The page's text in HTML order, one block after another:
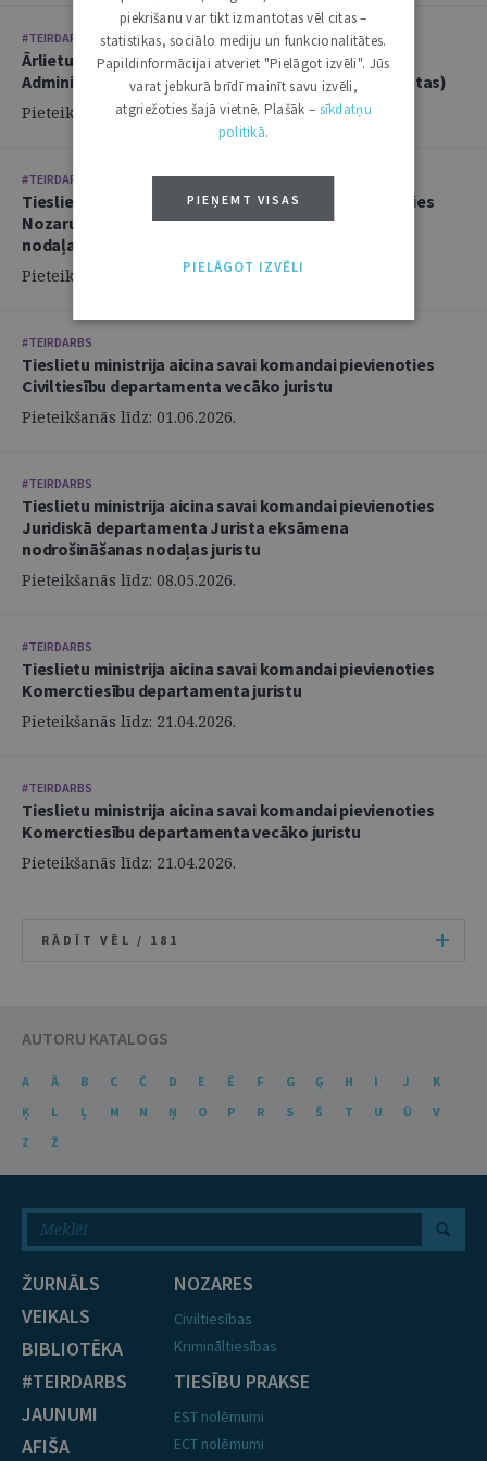
#TEIRDARBS
Ārlietu ministrija aicina savā komandā pievienoties
Administratīvi tiesiskās nodaļas juristu (2 amata vietas)
Pieteikšanās līdz: 14.06.2026.
#TEIRDARBS
Tieslietu ministrija aicina savai komandai pievienoties
Nozaru politikas departamenta Politikas izstrādes
nodaļas juristu
Pieteikšanās līdz: 02.06.2026.
#TEIRDARBS
Tieslietu ministrija aicina savai komandai pievienoties
Civiltiesību departamenta vecāko juristu
Pieteikšanās līdz: 01.06.2026.
#TEIRDARBS
Tieslietu ministrija aicina savai komandai pievienoties
Juridiskā departamenta Jurista eksāmena
nodrošināšanas nodaļas juristu
Pieteikšanās līdz: 08.05.2026.
#TEIRDARBS
Tieslietu ministrija aicina savai komandai pievienoties
Komerctiesību departamenta juristu
Pieteikšanās līdz: 21.04.2026.
#TEIRDARBS
Tieslietu ministrija aicina savai komandai pievienoties
Komerctiesību departamenta vecāko juristu
Pieteikšanās līdz: 21.04.2026.
RĀDĪT VĒL / 181
AUTORU KATALOGS
A Ā B C Č D E Ē F G Ģ H I J
K
Ķ
L Ļ M N Ņ O P R S Š T U Ū
V
Z
Ž
ŽURNĀLS
VEIKALS
BIBLIOTĒKA
#TEIRDARBS
JAUNUMI
AFIŠA
NOZARES
Civiltiesības
Krimināltiesības
TIESĪBU PRAKSE
EST nolēmumi
ECT nolēmumi
piekrišanu var tikt izmantotas vēl citas –
statistikas, sociālo mediju un funkcionalitātes.
Papildinformācijai atveriet "Pielāgot izvēli". Jūs
varat jebkurā brīdī mainīt savu izvēli,
atgriežoties šajā vietnē. Plašāk – sīkdatņu
politikā.
PIEŅEMT VISAS
PIELĀGOT IZVĒLI